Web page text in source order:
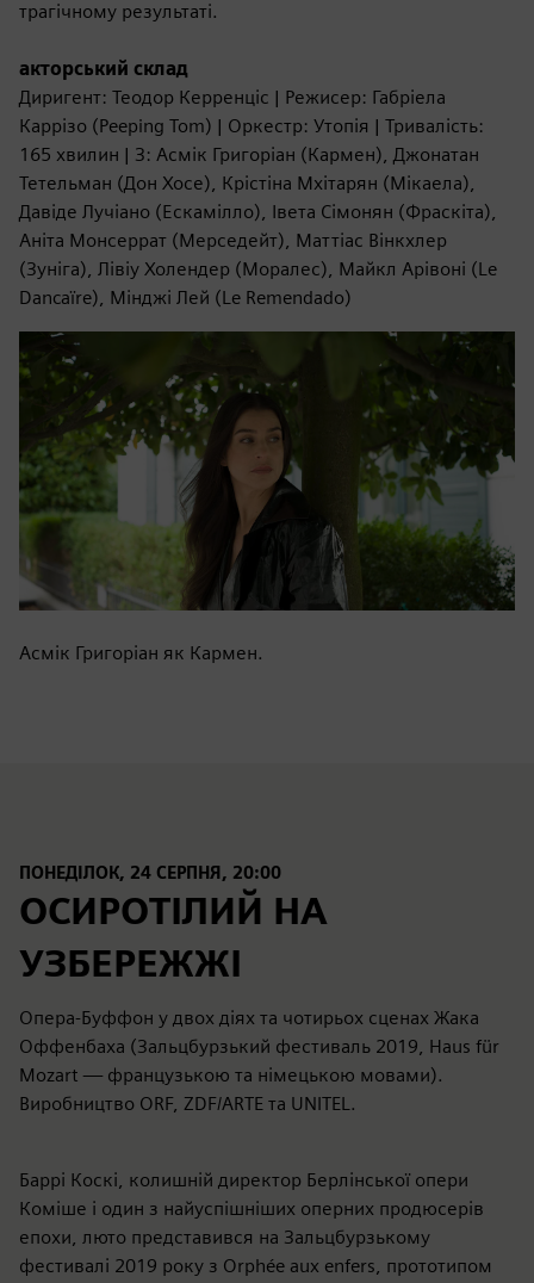
трагічному результаті.
акторський склад
Диригент: Теодор Керренціс | Режисер: Габріела
Каррізо (Peeping Tom) | Оркестр: Утопія | Тривалість:
165 хвилин | З: Асмік Григоріан (Кармен), Джонатан
Тетельман (Дон Хосе), Крістіна Мхітарян (Мікаела),
Давіде Лучіано (Ескамілло), Івета Сімонян (Фраскіта),
Аніта Монсеррат (Мерседейт), Маттіас Вінкхлер
(Зуніга), Лівіу Холендер (Моралес), Майкл Арівоні (Le
Dancaïre), Мінджі Лей (Le Remendado)
Асмік Григоріан як Кармен.
ПОНЕДІЛОК, 24 СЕРПНЯ, 20:00
ОСИРОТІЛИЙ НА
УЗБЕРЕЖЖІ
Опера-Буффон у двох діях та чотирьох сценах Жака
Оффенбаха (Зальцбурзький фестиваль 2019, Haus für
Mozart — французькою та німецькою мовами).
Виробництво ORF, ZDF/ARTE та UNITEL.
Баррі Коскі, колишній директор Берлінської опери
Коміше і один з найуспішніших оперних продюсерів
епохи, люто представився на Зальцбурзькому
фестивалі 2019 року з Orphée aux enfers, прототипом